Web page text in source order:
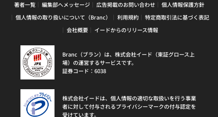
著者一覧 編集部へメッセージ 広告掲載のお問い合わせ
個人情報保護方針
個人情報の取り扱いについて（Branc）
利用規約
特定商取引法に基づく表記
会社概要
イードからのリリース情報
Branc（ブラン）は、株式会社イード（東証グロース上
場）の運営するサービスです。
証券コード：6038
株式会社イードは、個人情報の適切な取扱いを行う事業
者に対して付与されるプライバシーマークの付与認定を
受けています。